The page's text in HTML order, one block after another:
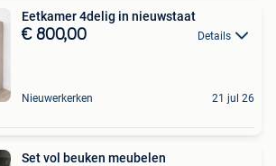
Eetkamer 4delig in nieuwstaat
€ 800,00 Details
Nieuwerkerken 21 jul 26
Set vol beuken meubelen